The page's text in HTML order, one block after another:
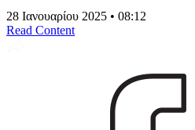
28 Ιανουαρίου 2025 • 08:12
Read Content